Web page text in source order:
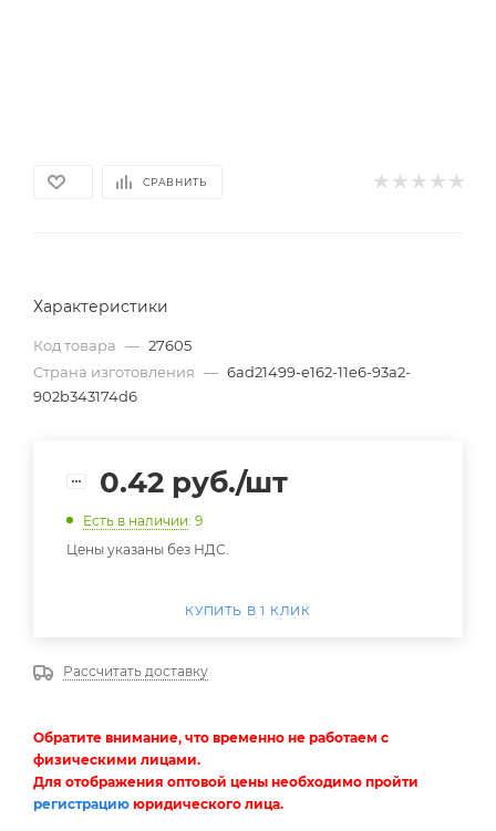
СРАВНИТЬ
Характеристики
Код товара — 27605
Страна изготовления — 6ad21499-e162-11e6-93a2-
902b343174d6
0.42 руб./шт
Есть в наличии: 9
Цены указаны без НДС.
КУПИТЬ В 1 КЛИК
Рассчитать доставку
Обратите внимание, что временно не работаем с
физическими лицами.
Для отображения оптовой цены необходимо пройти
регистрацию юридического лица.